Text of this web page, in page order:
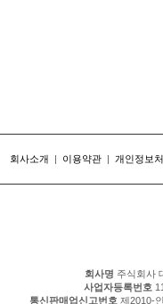
회사소개 | 이용약관 | 개인정보
회사명 주식회사
사업자등록번호
통신판매업신고번호 제2010-